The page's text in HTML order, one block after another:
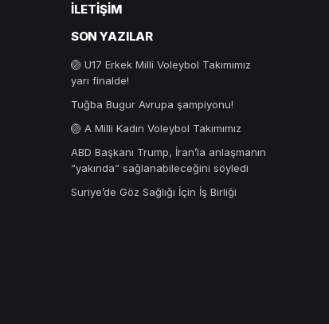
İLETIŞIM
SON YAZILAR
🏐 U17 Erkek Milli Voleybol Takımımız
yarı finalde!
Tuğba Bugur Avrupa şampiyonu!
🏐 A Milli Kadın Voleybol Takımımız
ABD Başkanı Trump, İran’la anlaşmanın
“yakında” sağlanabileceğini söyledi
Suriye’de Göz Sağlığı İçin İş Birliği